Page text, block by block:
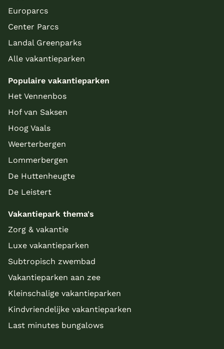
Europarcs
Center Parcs
Landal Greenparks
Alle vakantieparken
Populaire vakantieparken
Het Vennenbos
Hof van Saksen
Hoog Vaals
Weerterbergen
Lommerbergen
De Huttenheugte
De Leistert
Vakantiepark thema's
Zorg & vakantie
Luxe vakantieparken
Subtropisch zwembad
Vakantieparken aan zee
Kleinschalige vakantieparken
Kindvriendelijke vakantieparken
Last minutes bungalows